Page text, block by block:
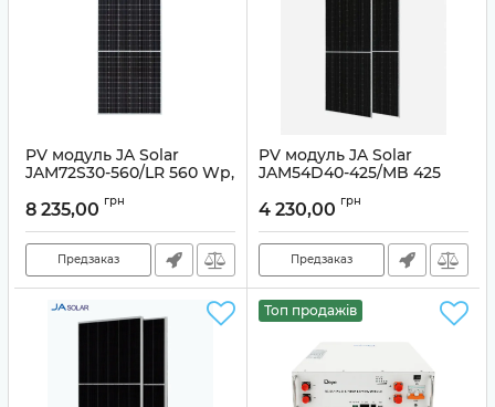
PV модуль JA Solar
JAM72S30-560/LR 560 Wp,
Артикул: 20044
8 235,00 грн
Предзаказ
PV модуль JA Solar
JAM54D40-425/MB 425
Артикул: 19374
4 230,00 грн
Предзаказ
Топ продажів